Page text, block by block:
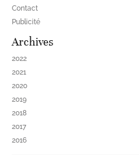
Contact
Publicité
Archives
2022
2021
2020
2019
2018
2017
2016